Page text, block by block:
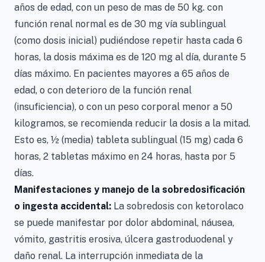
años de edad, con un peso de mas de 50 kg. con
función renal normal es de 30 mg vía sublingual
(como dosis inicial) pudiéndose repetir hasta cada 6
horas, la dosis máxima es de 120 mg al día, durante 5
días máximo. En pacientes mayores a 65 años de
edad, o con deterioro de la función renal
(insuficiencia), o con un peso corporal menor a 50
kilogramos, se recomienda reducir la dosis a la mitad.
Esto es, ½ (media) tableta sublingual (15 mg) cada 6
horas, 2 tabletas máximo en 24 horas, hasta por 5
días.
Manifestaciones y manejo de la sobredosificación
o ingesta accidental: La sobredosis con ketorolaco
se puede manifestar por dolor abdominal, náusea,
vómito, gastritis erosiva, úlcera gastroduodenal y
daño renal. La interrupción inmediata de la